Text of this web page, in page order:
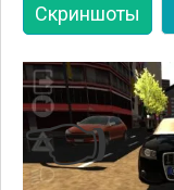
Скриншоты
👈